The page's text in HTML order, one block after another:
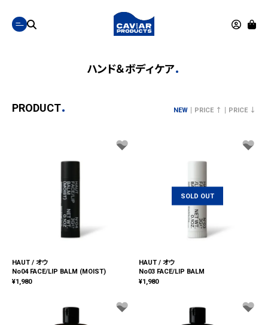
ハンド＆ボディケア
PRODUCT NEW PRICE ↑ PRICE ↓
HAUT / オウ
No04 FACE/LIP BALM (MOIST)
¥1,980
SOLD OUT
HAUT / オウ
No03 FACE/LIP BALM
¥1,980